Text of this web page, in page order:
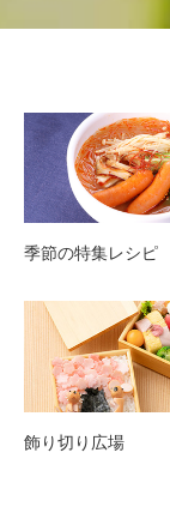
季節の特集レシピ
飾り切り広場